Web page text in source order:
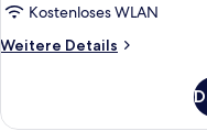
Kostenloses WLAN
Weitere Details
Weitere